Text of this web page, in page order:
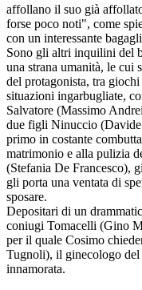
affollano il suo già
forse poco noti", come
con un interessante
Sono gli altri inquilini del
una strana umanità, le cui
del protagonista, tra
situazioni ingarbugliate,
Salvatore (Massimo
due figli Ninuccio
primo in costante
matrimonio e alla pulizia
(Stefania De Francesco),
gli porta una ventata di
sposare.
Depositari di un
coniugi Tomacelli (Gino
per il quale Cosimo
Tugnoli), il ginecologo
innamorata.